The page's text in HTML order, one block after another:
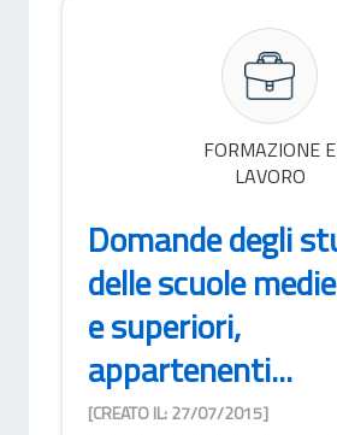
FORMAZIONE E
LAVORO
Domande degli
delle scuole
e superiori,
appartenenti...
[CREATO IL: 27/07/2015]